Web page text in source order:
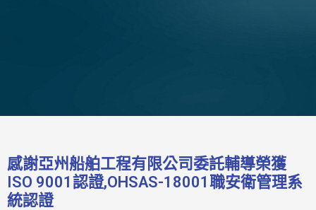
感謝亞州船舶工程有限公司委託輔導榮獲
ISO 9001認證,OHSAS-18001職安衛管理系
統認證